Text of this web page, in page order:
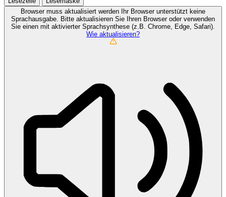
Browser muss aktualisiert werden
Ihr Browser unterstützt keine
Sprachausgabe. Bitte aktualisieren Sie Ihren Browser oder verwenden
Sie einen mit aktivierter Sprachsynthese (z.B. Chrome, Edge, Safari).
Wie aktualisieren?